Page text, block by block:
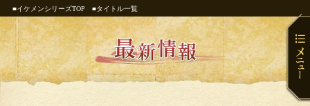
■イケメンシリーズTOP ■タイトル一覧